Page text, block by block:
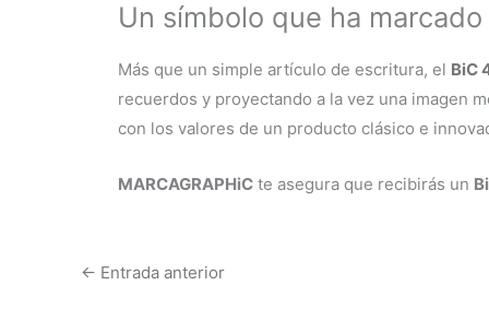
Un símbolo que ha
Más que un simple artículo de escritura, el BiC
recuerdos y proyectando a la vez una imagen
con los valores de un producto clásico e
MARCAGRAPHiC te asegura que recibirás un
← Entrada anterior